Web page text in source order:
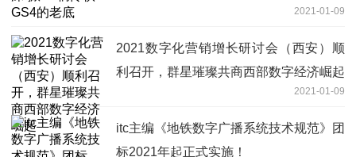
2021-01-09
2021数字化营销增长研讨会（西安）顺
利召开，群星璀璨共商西部数字经济崛起
2021-01-09
itc主编《地铁数字广播系统技术规范》团
标2021年起正式实施！